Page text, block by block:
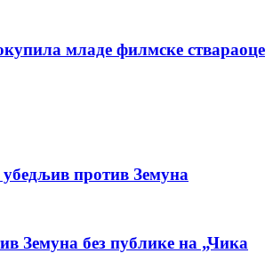
младе филмске ствараоце
против Земуна
Земуна без публике на „Чика